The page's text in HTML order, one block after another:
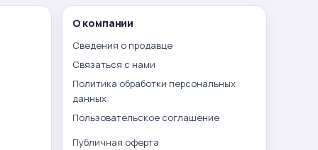
О компании
Сведения о продавце
Связаться с нами
Политика обработки персональных
данных
Пользовательское соглашение
Публичная оферта